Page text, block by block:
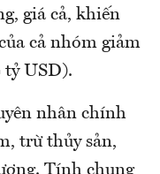
giá cả, khiến
cả nhóm giảm
tỷ USD).
nhân chính
trừ thủy sản,
Tính chung